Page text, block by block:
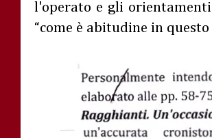
l'operato e gli orientamenti
“come è abitudine in